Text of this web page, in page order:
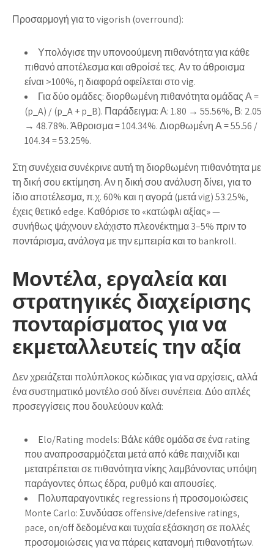
Προσαρμογή για το vigorish (overround):
Υπολόγισε την υπονοούμενη πιθανότητα για κάθε
πιθανό αποτέλεσμα και αθροίσέ τες. Αν το άθροισμα
είναι >100%, η διαφορά οφείλεται στο vig.
Για δύο ομάδες: διορθωμένη πιθανότητα ομάδας Α =
(p_A) / (p_A + p_B). Παράδειγμα: Α: 1.80 → 55.56%, Β: 2.05
→ 48.78%. Άθροισμα = 104.34%. Διορθωμένη Α = 55.56 /
104.34 = 53.25%.
Στη συνέχεια συνέκρινε αυτή τη διορθωμένη πιθανότητα με
τη δική σου εκτίμηση. Αν η δική σου ανάλυση δίνει, για το
ίδιο αποτέλεσμα, π.χ. 60% και η αγορά (μετά vig) 53.25%,
έχεις θετικό edge. Καθόρισε το «κατώφλι αξίας» —
συνήθως ψάχνουν ελάχιστο πλεονέκτημα 3–5% πριν το
ποντάρισμα, ανάλογα με την εμπειρία και το bankroll.
Μοντέλα, εργαλεία και
στρατηγικές διαχείρισης
πονταρίσματος για να
εκμεταλλευτείς την αξία
Δεν χρειάζεται πολύπλοκος κώδικας για να αρχίσεις, αλλά
ένα συστηματικό μοντέλο σού δίνει συνέπεια. Δύο απλές
προσεγγίσεις που δουλεύουν καλά:
Elo/Rating models: Βάλε κάθε ομάδα σε ένα rating
που αναπροσαρμόζεται μετά από κάθε παιχνίδι και
μετατρέπεται σε πιθανότητα νίκης λαμβάνοντας υπόψη
παράγοντες όπως έδρα, ρυθμό και απουσίες.
Πολυπαραγοντικές regressions ή προσομοιώσεις
Monte Carlo: Συνδύασε offensive/defensive ratings,
pace, on/off δεδομένα και τυχαία εξάσκηση σε πολλές
προσομοιώσεις για να πάρεις κατανομή πιθανοτήτων.